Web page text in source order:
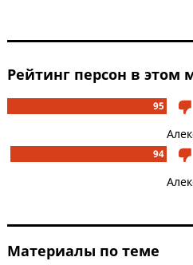
Рейтинг персон в этом
95
94
Материалы по теме